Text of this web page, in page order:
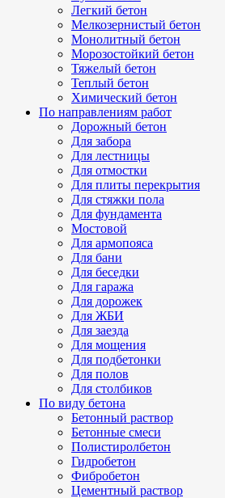
Легкий бетон
Мелкозернистый бетон
Монолитный бетон
Морозостойкий бетон
Тяжелый бетон
Теплый бетон
Химический бетон
По направлениям работ
Дорожный бетон
Для забора
Для лестницы
Для отмостки
Для плиты перекрытия
Для стяжки пола
Для фундамента
Мостовой
Для армопояса
Для бани
Для беседки
Для гаража
Для дорожек
Для ЖБИ
Для заезда
Для мощения
Для подбетонки
Для полов
Для столбиков
По виду бетона
Бетонный раствор
Бетонные смеси
Полистиролбетон
Гидробетон
Фибробетон
Цементный раствор